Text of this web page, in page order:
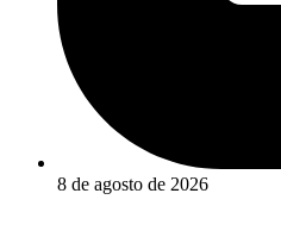
8 de agosto de 2026